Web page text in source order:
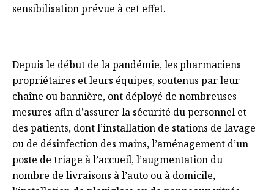
sensibilisation prévue à cet effet.
Depuis le début de la pandémie, les pharmaciens
propriétaires et leurs équipes, soutenus par leur
chaîne ou bannière, ont déployé de nombreuses
mesures afin d’assurer la sécurité du personnel et
des patients, dont l’installation de stations de lavage
ou de désinfection des mains, l’aménagement d’un
poste de triage à l’accueil, l’augmentation du
nombre de livraisons à l’auto ou à domicile,